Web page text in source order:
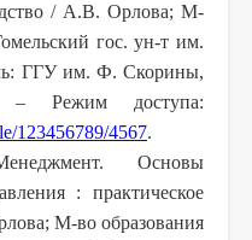
/ А.В. Орлова; М-
гос. ун-т им.
ГГУ им. Ф. Скорины,
– Режим доступа:
123456789/4567.
Основы
: практическое
М-во образования